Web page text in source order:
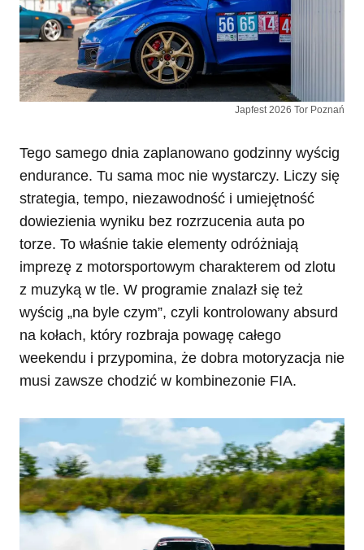
Japfest 2026 Tor Poznań
Tego samego dnia zaplanowano godzinny wyścig
endurance. Tu sama moc nie wystarczy. Liczy się
strategia, tempo, niezawodność i umiejętność
dowiezienia wyniku bez rozrzucenia auta po
torze. To właśnie takie elementy odróżniają
imprezę z motorsportowym charakterem od zlotu
z muzyką w tle. W programie znalazł się też
wyścig „na byle czym”, czyli kontrolowany absurd
na kołach, który rozbraja powagę całego
weekendu i przypomina, że dobra motoryzacja nie
musi zawsze chodzić w kombinezonie FIA.